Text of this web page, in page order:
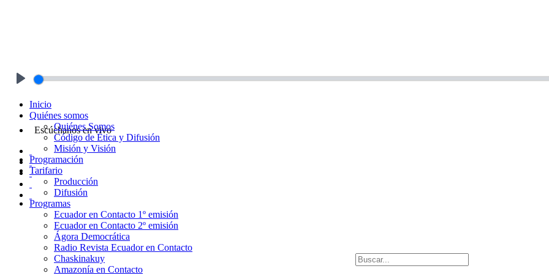
Escúchanos en vivo
Inicio
Quiénes somos
Quiénes Somos
Código de Ética y Difusión
Misión y Visión
Programación
Tarifario
Producción
Difusión
Programas
Ecuador en Contacto 1º emisión
Ecuador en Contacto 2º emisión
Ágora Democrática
Radio Revista Ecuador en Contacto
Chaskinakuy
Amazonía en Contacto